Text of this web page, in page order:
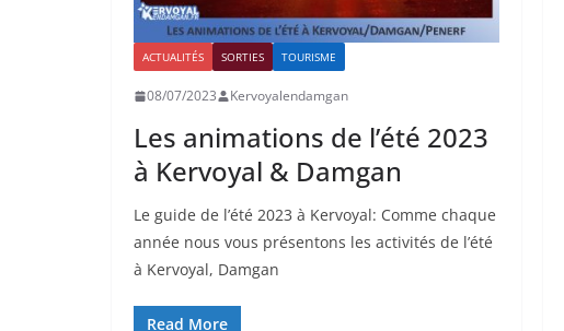
ACTUALITÉS SORTIES TOURISME
08/07/2023 Kervoyalendamgan
Les animations de l’été 2023
à Kervoyal & Damgan
Le guide de l’été 2023 à Kervoyal: Comme chaque
année nous vous présentons les activités de l’été
à Kervoyal, Damgan
Read More